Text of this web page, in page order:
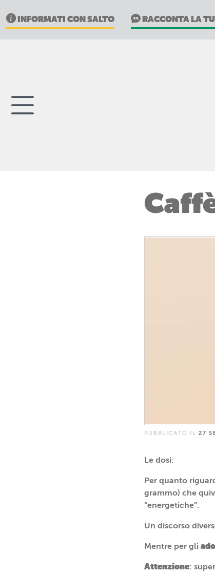
INFORMATI CON SALTO RACCONTA LA
PUBBLICATO IL27
Le dosi:
Per quanto
grammo) che
“energetiche”.
Un discorso
Mentre per gli
Attenzione: